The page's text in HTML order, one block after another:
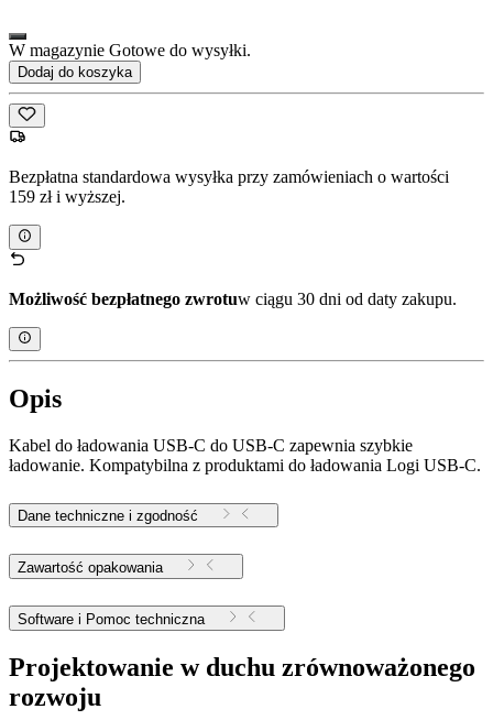
W magazynie Gotowe do wysyłki.
Dodaj do koszyka
Bezpłatna standardowa wysyłka przy zamówieniach o wartości
159 zł i wyższej.
Możliwość bezpłatnego zwrotuw ciągu 30 dni od daty zakupu.
Opis
Kabel do ładowania USB-C do USB-C zapewnia szybkie
ładowanie. Kompatybilna z produktami do ładowania Logi USB-C.
Dane techniczne i zgodność
Zawartość opakowania
Software i Pomoc techniczna
Projektowanie w duchu zrównoważonego
rozwoju